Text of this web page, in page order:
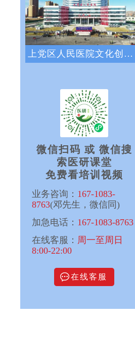
上党区人民医院文化创新咨询项目正式启动
微信扫码 或 微信搜
索医研课堂
免费看培训视频
业务咨询： 167-1083-
8763(邓先生，微信同)
加急电话： 167-1083-8763
在线客服： 周一至周日
8:00-22:00
在线客服